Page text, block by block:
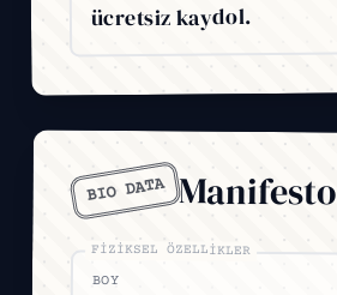
ücretsiz kaydol.
BIO DATA Manifesto
FIZIKSEL ÖZELLIKLER
BOY